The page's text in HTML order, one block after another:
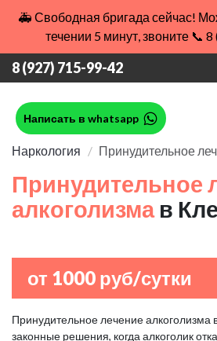
🚑 Свободная бригада сейчас!
течении 5 минут, звоните 📞
8 (927) 715-99-42
Написать в whatsapp
Наркология Принудительное
Принудительное
алкоголизма в
от 1000 руб/сутки
Принудительное лечение алкоголизма
законные решения, когда алкоголик